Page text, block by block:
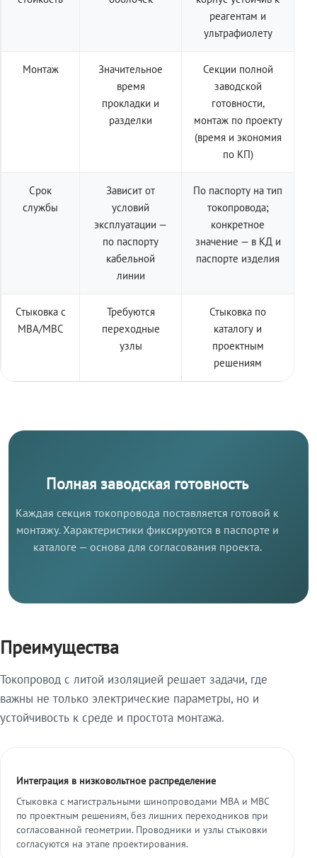
реагентам и
ультрафиолету
Монтаж
Значительное
время
прокладки и
разделки
Секции полной
заводской
готовности,
монтаж по проекту
(время и экономия
по КП)
Срок
службы
Зависит от
условий
эксплуатации —
по паспорту
кабельной
линии
По паспорту на тип
токопровода;
конкретное
значение — в КД и
паспорте изделия
Стыковка с
МВА/МВС
Требуются
переходные
узлы
Стыковка по
каталогу и
проектным
решениям
Полная заводская готовность
Каждая секция токопровода поставляется готовой к
монтажу. Характеристики фиксируются в паспорте и
каталоге — основа для согласования проекта.
Преимущества
Токопровод с литой изоляцией решает задачи, где
важны не только электрические параметры, но и
устойчивость к среде и простота монтажа.
Интеграция в низковольтное распределение
Стыковка с магистральными шинопроводами МВА и МВС
по проектным решениям, без лишних переходников при
согласованной геометрии. Проводники и узлы стыковки
согласуются на этапе проектирования.